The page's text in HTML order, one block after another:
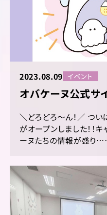
2023.08.09 イベント
オバケーヌ公式サ
＼どろどろ～ん！／ つい
がオープンしました！！
ーヌたちの情報が盛り